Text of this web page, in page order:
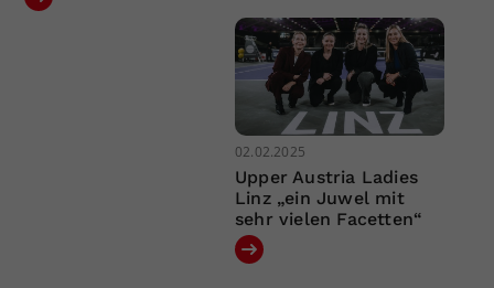
02.02.2025
Upper Austria Ladies
Linz „ein Juwel mit
sehr vielen Facetten“